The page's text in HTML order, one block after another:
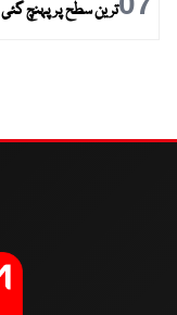
ترین سطح پر پہنچ گئی